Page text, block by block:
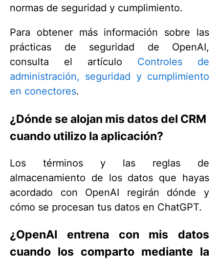
normas de seguridad y cumplimiento.
Para obtener más información sobre las
prácticas de seguridad de OpenAI,
consulta el artículo Controles de
administración, seguridad y cumplimiento
en conectores.
¿Dónde se alojan mis datos del CRM
cuando utilizo la aplicación?
Los términos y las reglas de
almacenamiento de los datos que hayas
acordado con OpenAI regirán dónde y
cómo se procesan tus datos en ChatGPT.
¿OpenAI entrena con mis datos
cuando los comparto mediante la